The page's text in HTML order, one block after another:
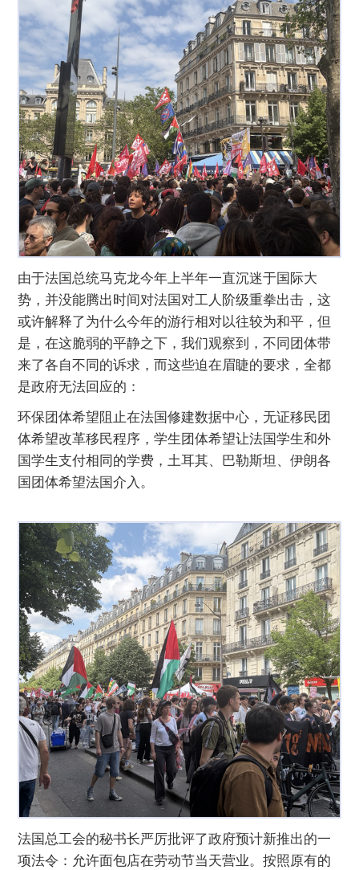
由于法国总统马克龙今年上半年一直沉迷于国际大
势，并没能腾出时间对法国对工人阶级重拳出击，这
或许解释了为什么今年的游行相对以往较为和平，但
是，在这脆弱的平静之下，我们观察到，不同团体带
来了各自不同的诉求，而这些迫在眉睫的要求，全都
是政府无法回应的：
环保团体希望阻止在法国修建数据中心，无证移民团
体希望改革移民程序，学生团体希望让法国学生和外
国学生支付相同的学费，土耳其、巴勒斯坦、伊朗各
国团体希望法国介入。
法国总工会的秘书长严厉批评了政府预计新推出的一
项法令：允许面包店在劳动节当天营业。按照原有的